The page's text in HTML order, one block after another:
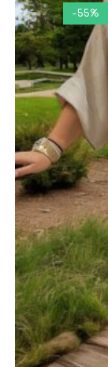
-55%